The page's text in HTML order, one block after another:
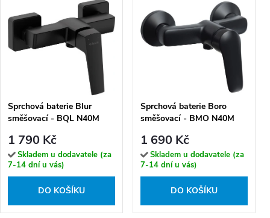
Sprchová baterie Blur
směšovací - BQL N40M
1 790 Kč
Skladem u dodavatele (za
7-14 dní u vás)
DO KOŠÍKU
Sprchová baterie Boro
směšovací - BMO N40M
1 690 Kč
Skladem u dodavatele (za
7-14 dní u vás)
DO KOŠÍKU